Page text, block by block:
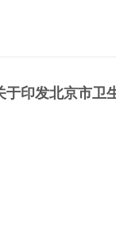
于印发北京市卫